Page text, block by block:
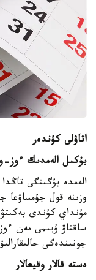
اتاۋلى كۇندەر
بۇكىل الەمدىك ءوز-
الەمدە بۇگىنگى
وزىنە قول جۇمساۋعا
مۇنداي كۇندى
ساقتاۋ ۇيىمى مەن
جونىندەگى
ەستە قالار وقيعالار